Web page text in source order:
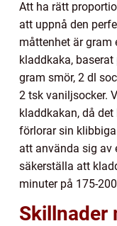
Att ha rätt
att uppnå den
måttenhet är gram
kladdkaka,
gram smör, 2 dl
2 tsk vaniljsocker.
kladdkakan, då
förlorar sin
att använda sig av
säkerställa att
minuter på 175-
Skillnader